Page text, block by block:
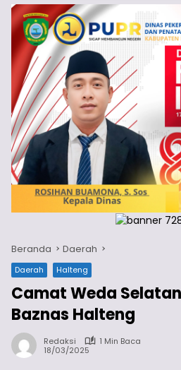
Beranda Daerah
Daerah Halteng
Camat Weda
Baznas Halteng
Redaksi
1 Min Baca
18/03/2025